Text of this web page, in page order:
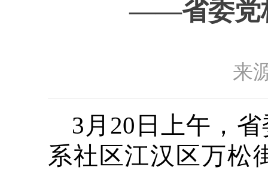
——省委党
来
3月20日上午，
系社区江汉区万松